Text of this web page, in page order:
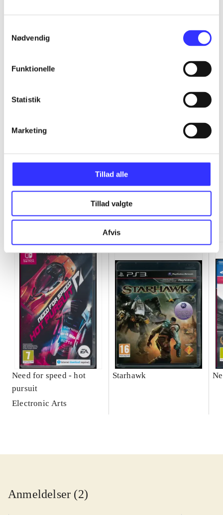
Nødvendig
Funktionelle
Statistik
Marketing
Tillad alle
Tillad valgte
Afvis
Minder om
Need for speed - hot
pursuit
Electronic Arts
Starhawk
Anmeldelser (2)